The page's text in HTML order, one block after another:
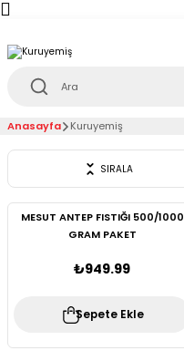
Anasayfa Kuruyemiş
SIRALA
MESUT ANTEP FISTIĞI 500/1000
GRAM PAKET
₺949.99
Sepete Ekle